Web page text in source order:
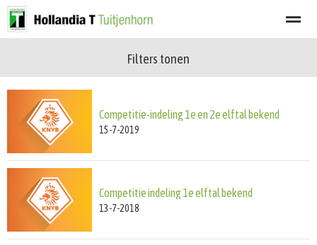
Afgelastingen
Home Zoeken Nieuws Agenda
Filters tonen
Competitie-indeling 1e en 2e elftal bekend
15-7-2019
Competitie indeling 1e elftal bekend
13-7-2018